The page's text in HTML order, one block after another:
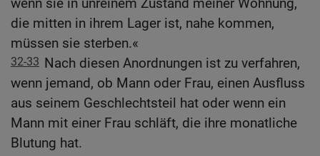
wenn sie in unreinem Zustand meiner Wohnung,
die mitten in ihrem Lager ist, nahe kommen,
müssen sie sterben.«
32-33 Nach diesen Anordnungen ist zu verfahren,
wenn jemand, ob Mann oder Frau, einen Ausfluss
aus seinem Geschlechtsteil hat oder wenn ein
Mann mit einer Frau schläft, die ihre monatliche
Blutung hat.